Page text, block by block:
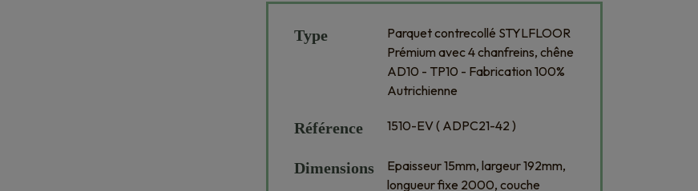
Type
Parquet contrecollé STYLFLOOR
Prémium avec 4 chanfreins, chêne
AD10 - TP10 - Fabrication 100%
Autrichienne
Référence 1510-EV ( ADPC21-42 )
Dimensions
Epaisseur 15mm, largeur 192mm,
longueur fixe 2000, couche